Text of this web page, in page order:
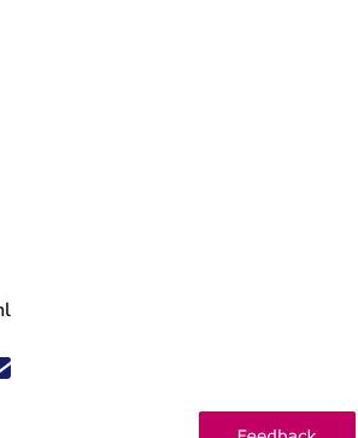
- U verlaat Rechtspraak.nl
- U verlaat Rechtspraak.nl
Instagram - U verlaat Rechtspraak.nl
op Youtube - U verlaat Rechtspraak.nl
ons op LinkedIn - U verlaat
op de hoogte' nieuwsbrief - U verlaat